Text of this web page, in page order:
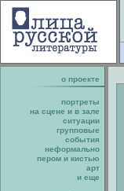
о проекте
портреты
на сцене и в зале
ситуации
групповые
события
неформально
пером и кистью
арт
и еще